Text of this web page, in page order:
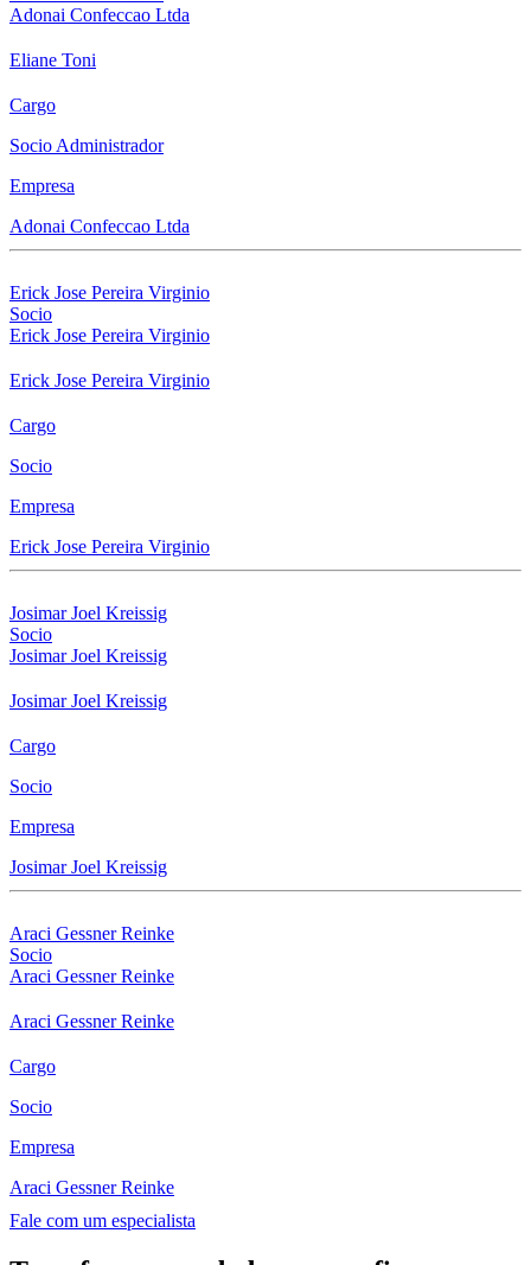
Adonai Confeccao Ltda
Eliane Toni
Cargo
Socio Administrador
Empresa
Adonai Confeccao Ltda
Erick Jose Pereira Virginio
Socio
Erick Jose Pereira Virginio
Erick Jose Pereira Virginio
Cargo
Socio
Empresa
Erick Jose Pereira Virginio
Josimar Joel Kreissig
Socio
Josimar Joel Kreissig
Josimar Joel Kreissig
Cargo
Socio
Empresa
Josimar Joel Kreissig
Araci Gessner Reinke
Socio
Araci Gessner Reinke
Araci Gessner Reinke
Cargo
Socio
Empresa
Araci Gessner Reinke
Fale com um especialista